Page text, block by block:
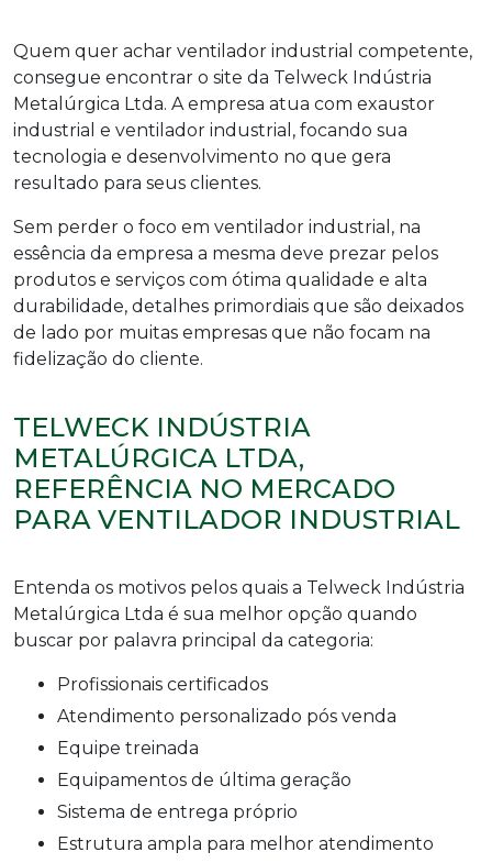
Quem quer achar ventilador industrial competente,
consegue encontrar o site da Telweck Indústria
Metalúrgica Ltda. A empresa atua com exaustor
industrial e ventilador industrial , focando sua
tecnologia e desenvolvimento no que gera
resultado para seus clientes.
Sem perder o foco em ventilador industrial , na
essência da empresa a mesma deve prezar pelos
produtos e serviços com ótima qualidade e alta
durabilidade, detalhes primordiais que são deixados
de lado por muitas empresas que não focam na
fidelização do cliente.
TELWECK INDÚSTRIA
METALÚRGICA LTDA,
REFERÊNCIA NO MERCADO
PARA VENTILADOR INDUSTRIAL
Entenda os motivos pelos quais a Telweck Indústria
Metalúrgica Ltda é sua melhor opção quando
buscar por palavra principal da categoria:
profissionais certificados
atendimento personalizado pós venda
equipe treinada
equipamentos de última geração
sistema de entrega próprio
estrutura ampla para melhor atendimento